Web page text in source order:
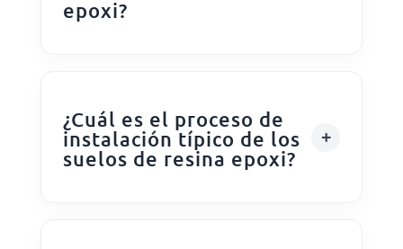
epoxi?
¿Cuál es el proceso de
instalación típico de los
suelos de resina epoxi?